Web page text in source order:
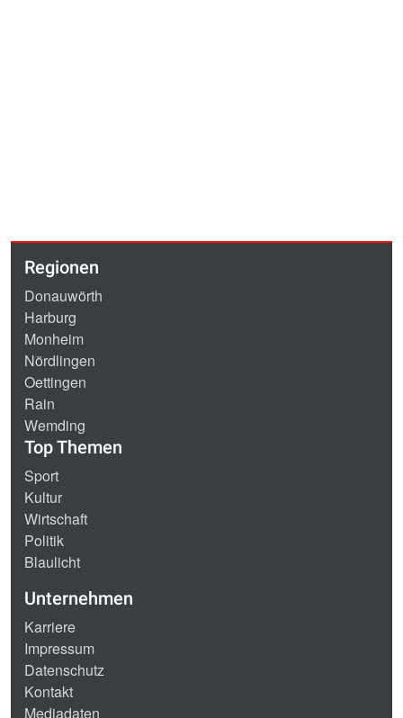
Regionen
Donauwörth
Harburg
Monheim
Nördlingen
Oettingen
Rain
Wemding
Top Themen
Sport
Kultur
Wirtschaft
Politik
Blaulicht
Unternehmen
Karriere
Impressum
Datenschutz
Kontakt
Mediadaten